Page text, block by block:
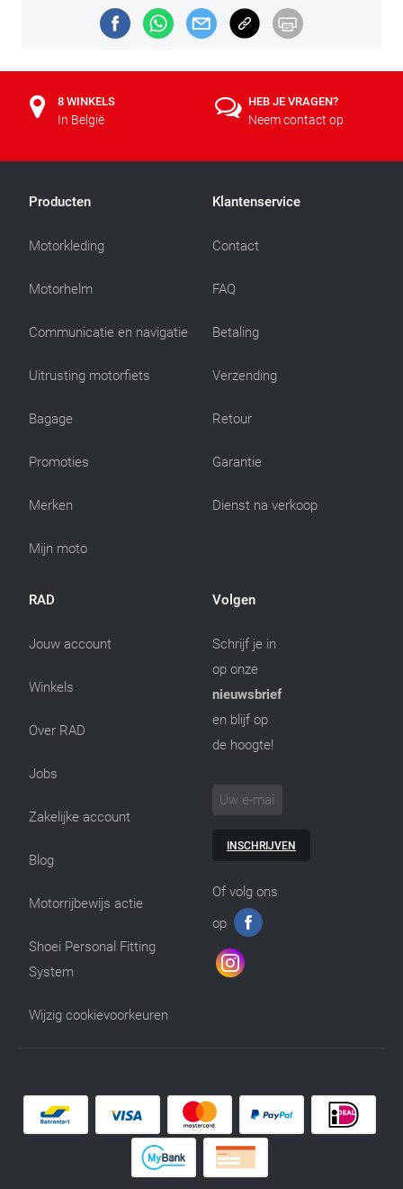
8 WINKELS
In België
HEB JE VRAGEN?
Neem contact op
Producten
Motorkleding
Motorhelm
Communicatie en navigatie
Uitrusting motorfiets
Bagage
Promoties
Merken
Mijn moto
Klantenservice
Contact
FAQ
Betaling
Verzending
Retour
Garantie
Dienst na verkoop
RAD
Jouw account
Winkels
Over RAD
Jobs
Zakelijke account
Blog
Motorrijbewijs actie
Shoei Personal Fitting
System
Wijzig cookievoorkeuren
Volgen
Schrijf je in
op onze
nieuwsbrief
en blijf op
de hoogte!
INSCHRIJVEN
Of volg ons
op